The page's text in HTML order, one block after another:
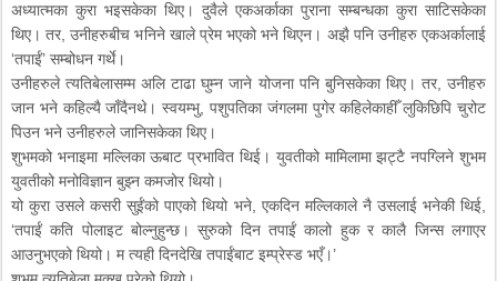
अध्यात्मका कुरा भइसकेका थिए। दुवैले एकअर्काका पुराना सम्बन्धका कुरा साटिसकेका
थिए। तर, उनीहरुबीच भनिने खाले प्रेम भएको भने थिएन। अझै पनि उनीहरु एकअर्कालाई
‘तपाईं’ सम्बोधन गर्थे।
उनीहरुले त्यतिबेलासम्म अलि टाढा घुम्न जाने योजना पनि बुनिसकेका थिए। तर, उनीहरु
जान भने कहिल्यै जाँदैनथे। स्वयम्भु, पशुपतिका जंगलमा पुगेर कहिलेकाहीँ लुकिछिपि चुरोट
पिउन भने उनीहरुले जानिसकेका थिए।
शुभमको भनाइमा मल्लिका ऊबाट प्रभावित थिई। युवतीको मामिलामा झट्टै नपग्लिने शुभम
युवतीको मनोविज्ञान बुझ्न कमजोर थियो।
यो कुरा उसले कसरी सुईंको पाएको थियो भने, एकदिन मल्लिकाले नै उसलाई भनेकी थिई,
‘तपाईं कति पोलाइट बोल्नुहुन्छ। सुरुको दिन तपाईं कालो हुक र कालै जिन्स लगाएर
आउनुभएको थियो। म त्यही दिनदेखि तपाईंबाट इम्प्रेस्ड भएँ।’